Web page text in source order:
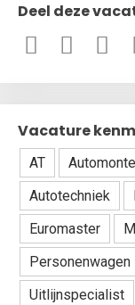
Deel deze
Vacature
AT
Autotechniek
Euromaster
Personenwagen
Uitlijnspecialist